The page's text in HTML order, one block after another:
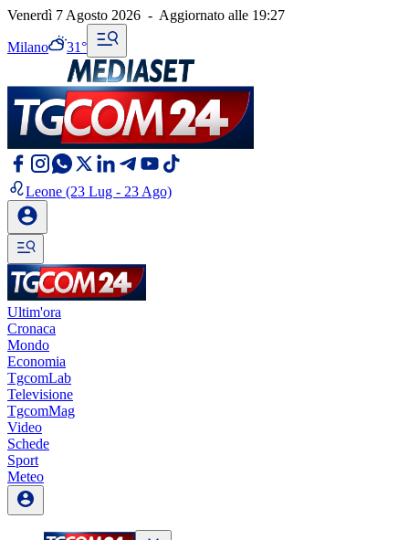
Venerdì 7 Agosto 2026 - Aggiornato alle 19:27
Milano 31°
Leone (23 Lug - 23 Ago)
Ultim'ora
Cronaca
Mondo
Economia
TgcomLab
Televisione
TgcomMag
Video
Schede
Sport
Meteo